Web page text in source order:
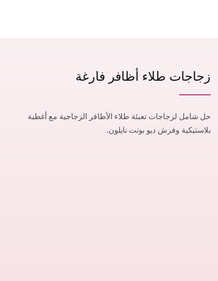
زجاجات طلاء أظافر فارغة
حل شامل لزجاجات تعبئة طلاء الأظافر الزجاجية مع أغطية
بلاستيكية وفرش ديو بونت نايلون.